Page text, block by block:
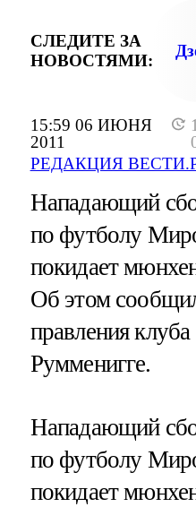
15:59 06 ИЮНЯ
2011
РЕДАКЦИЯ
СЛЕДИТЕ ЗА
НОВОСТЯМИ:
Нападающий
по футболу
покидает
Об этом
правления
Румменигге.
Нападающий
по футболу
покидает